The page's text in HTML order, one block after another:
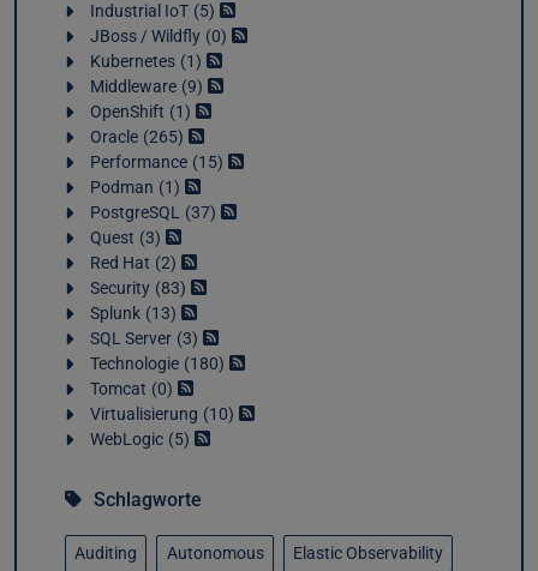
Industrial IoT 5
JBoss / Wildfly 0
Kubernetes 1
Middleware 9
OpenShift 1
Oracle 265
Performance 15
Podman 1
PostgreSQL 37
Quest 3
Red Hat 2
Security 83
Splunk 13
SQL Server 3
Technologie 180
Tomcat 0
Virtualisierung 10
WebLogic 5
Schlagworte
Auditing Autonomous Elastic Observability